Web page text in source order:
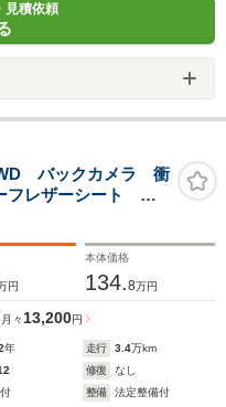
見積依頼
バックカメラ 衝
レザーシート ド
キー LEDヘッ
車線逸脱警報 オ
円
本体価格
134.8万円
月々 13,200円
年 走行 3.4万km
修復
なし
整備
法定整備付